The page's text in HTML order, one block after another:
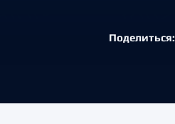
Поделиться: